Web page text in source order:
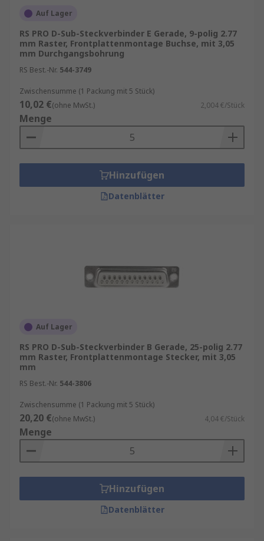
Ansprechpartner für Ihren Einkauf von D-Subs
mit unseren
Erfahren Sie hier mehr über unsere eigene
Marke RS PRO oder lesen Sie mehr zum Produkt
in unseremD-Sub-Steckverbinderratgeber
Unsere Sub-D-Vielfalt
Leiterplatten-D-Sub-Steckverbinder
Speziell entwickelte D-Sub-Steckverbinder
Unterstützung der Montage des
Steckverbinders auf Leiterplatten.
werden, um große Kabel an Standard-
Drahtaufnahmesteckverbinder
anzuschließen.
(Schneidklemmkontakt)
Leitern isolierter Kabel herzustellen, wobei
es sich zumeist um ein Flachbandkabel
handelt (ein Kabel mit vielen leitenden
derselben flachen Ebene verlaufen).
Verdrahtete D-Sub-Steckverbinder
Dies sind Steckverbinder mit bereits
angebrachten Drähten/Kabeln, die schon
D-Sub-Steckverbinder mit
Schraubanschluss
Auf Lager
RS PRO D-Sub-Steckverbinder E Gerade, 9-polig 2.77
mm Raster, Frontplattenmontage Buchse, mit 3,05
mm Durchgangsbohrung
RS Best.-Nr. 544-3749
Zwischensumme (1 Packung mit 5 Stück)
10,02 €(ohne MwSt.) 2,004 €/Stück
Menge
Hinzufügen
Datenblätter
Auf Lager
RS PRO D-Sub-Steckverbinder B Gerade, 25-polig 2.77
mm Raster, Frontplattenmontage Stecker, mit 3,05
mm
RS Best.-Nr. 544-3806
Zwischensumme (1 Packung mit 5 Stück)
20,20 €(ohne MwSt.) 4,04 €/Stück
Menge
Hinzufügen
Datenblätter